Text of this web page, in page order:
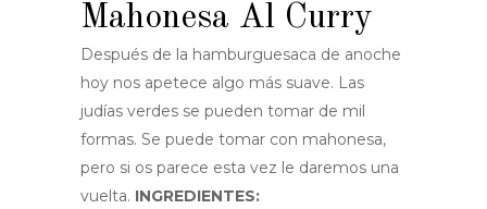
Mahonesa Al Curry
Después de la hamburguesaca de anoche
hoy nos apetece algo más suave. Las
judías verdes se pueden tomar de mil
formas. Se puede tomar con mahonesa,
pero si os parece esta vez le daremos una
vuelta. INGREDIENTES: